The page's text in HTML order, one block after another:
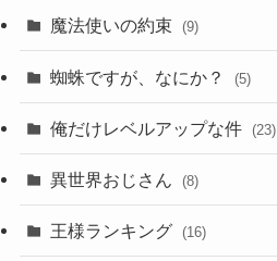
魔法使いの約束 (9)
蜘蛛ですが、なにか？ (5)
俺だけレベルアップな件 (23)
異世界おじさん (8)
王様ランキング (16)